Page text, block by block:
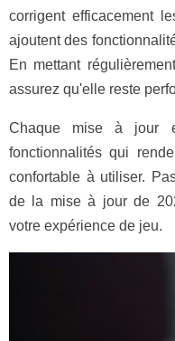
corrigent efficacement
ajoutent des
En mettant
assurez qu'elle reste
Chaque mise à jour
fonctionnalités qui
confortable à utiliser.
de la mise à jour de
votre expérience de jeu.